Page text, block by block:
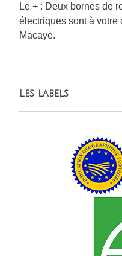
Le + : Deux bornes de
électriques sont à votre
Macaye.
Les labels